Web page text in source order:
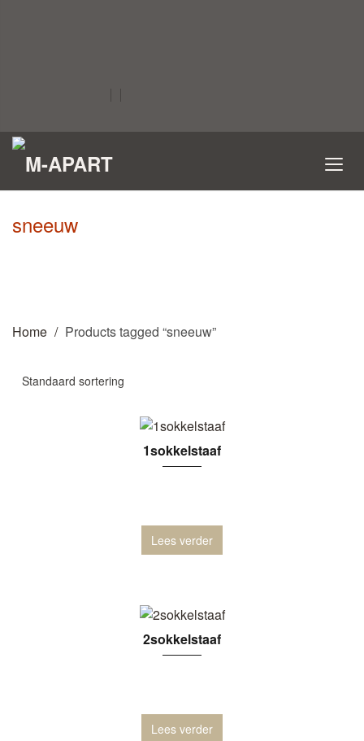
sneeuw
Home Products tagged “sneeuw”
1sokkelstaaf
Lees verder
2sokkelstaaf
Lees verder